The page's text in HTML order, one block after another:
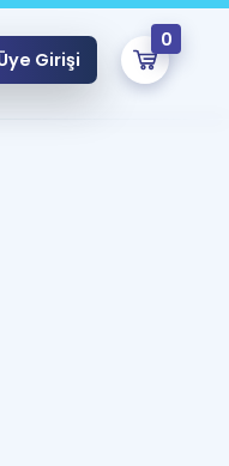
Girişi
0
eğitim seni bekliyor!